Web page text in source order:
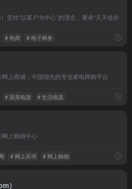
坚持“以客户为中心”的理念，秉承“天天低价
# 电商 # 电子商务
上商城，中国领先的专业家电网购平台
# 国美电器 # 生活电器
上购物中心
# 网上买书 # 网上购物
）